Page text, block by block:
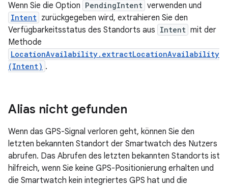
Wenn Sie die Option PendingIntent verwenden und
Intent zurückgegeben wird, extrahieren Sie den
Verfügbarkeitsstatus des Standorts aus Intent mit der
Methode
LocationAvailability.extractLocationAvailability
(Intent) .
Alias nicht gefunden
Wenn das GPS-Signal verloren geht, können Sie den
letzten bekannten Standort der Smartwatch des Nutzers
abrufen. Das Abrufen des letzten bekannten Standorts ist
hilfreich, wenn Sie keine GPS-Positionierung erhalten und
die Smartwatch kein integriertes GPS hat und die